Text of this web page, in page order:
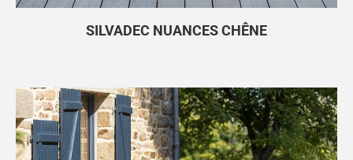
SILVADEC NUANCES CHÊNE